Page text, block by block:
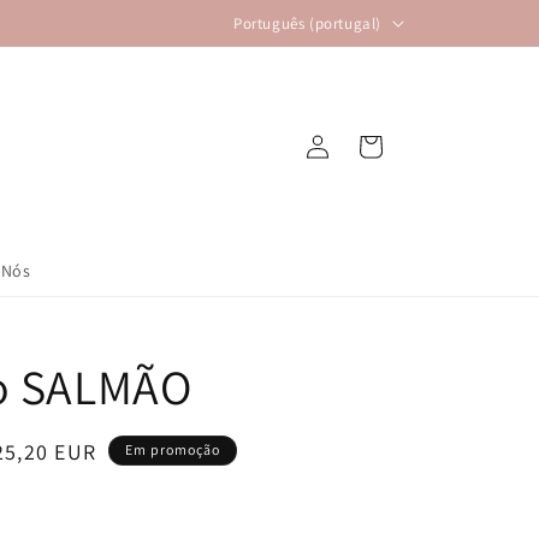
d
Português (portugal)
sessão
Carrinho
EUR Em promoção